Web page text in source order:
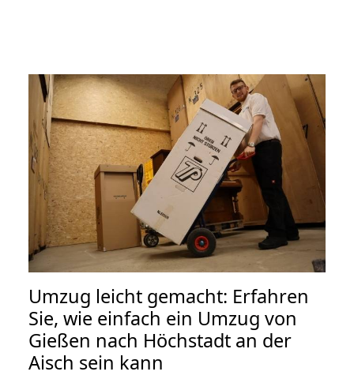
Umzug leicht gemacht: Erfahren
Sie, wie einfach ein Umzug von
Gießen nach Höchstadt an der
Aisch sein kann